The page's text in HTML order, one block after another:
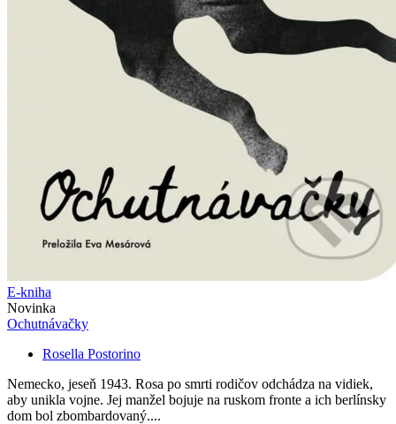
E-kniha
Novinka
Ochutnávačky
Rosella Postorino
Nemecko, jeseň 1943. Rosa po smrti rodičov odchádza na vidiek,
aby unikla vojne. Jej manžel bojuje na ruskom fronte a ich berlínsky
dom bol zbombardovaný....